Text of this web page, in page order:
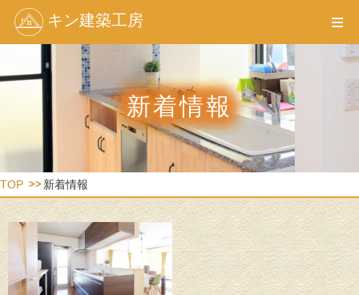
キン建築工房
新着情報
TOP 新着情報